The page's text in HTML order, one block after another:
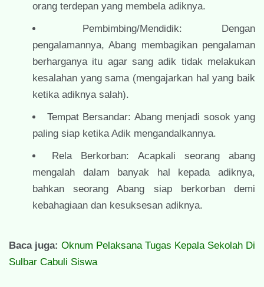
orang terdepan yang membela adiknya.
Pembimbing/Mendidik: Dengan
pengalamannya, Abang membagikan pengalaman
berharganya itu agar sang adik tidak melakukan
kesalahan yang sama (mengajarkan hal yang baik
ketika adiknya salah).
Tempat Bersandar: Abang menjadi sosok yang
paling siap ketika Adik mengandalkannya.
Rela Berkorban: Acapkali seorang abang
mengalah dalam banyak hal kepada adiknya,
bahkan seorang Abang siap berkorban demi
kebahagiaan dan kesuksesan adiknya.
Baca juga: Oknum Pelaksana Tugas Kepala Sekolah Di
Sulbar Cabuli Siswa